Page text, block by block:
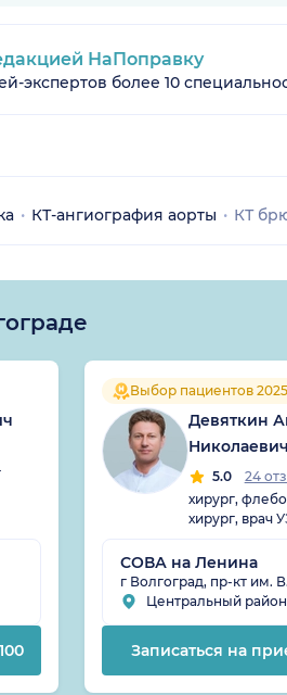
НаПоправку
экспертов более 10
КТ-ангиография аорты КТ
Выбор пациентов 2025
Девяткин
Николаевич
5.0
24
хирург,
хирург, врач
СОВА на Ленина
г Волгоград, пр-кт им.
Центральный район
Записаться на